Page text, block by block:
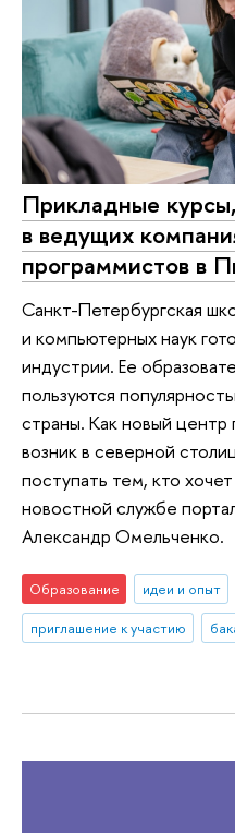
Прикладные
в ведущих
программистов в
Санкт-Петербургская
и компьютерных наук
индустрии. Ее
пользуются
страны. Как новый центр
возник в северной
поступать тем, кто
новостной службе
Александр Омельченко.
Образование идеи и опыт
приглашение к участию